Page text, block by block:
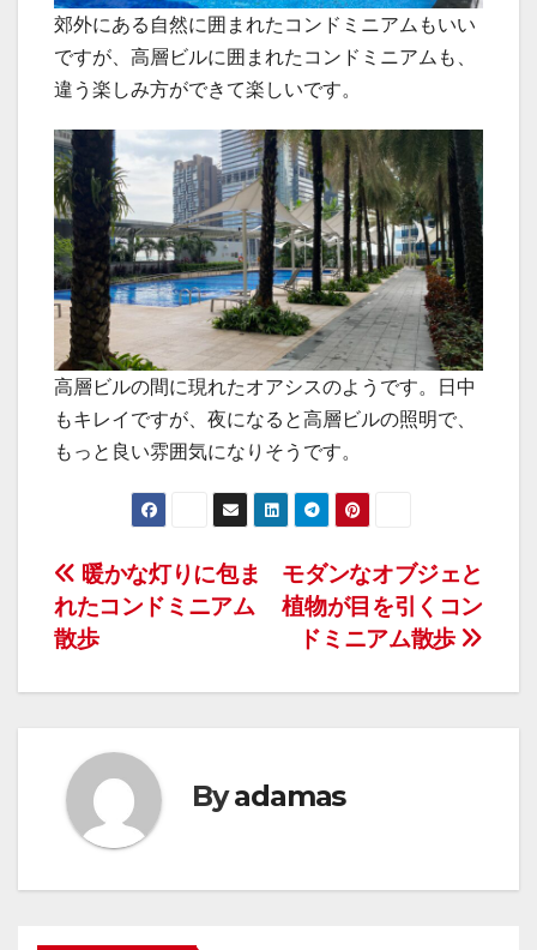
郊外にある自然に囲まれたコンドミニアムもいい
ですが、高層ビルに囲まれたコンドミニアムも、
違う楽しみ方ができて楽しいです。
高層ビルの間に現れたオアシスのようです。日中
もキレイですが、夜になると高層ビルの照明で、
もっと良い雰囲気になりそうです。
投
稿
ナ
ゲ
ー
シ
モダンなオブジェと
植物が目を引くコン
ドミニアム散歩
暖かな灯りに包ま
れたコンドミニアム
散歩
Byadamas